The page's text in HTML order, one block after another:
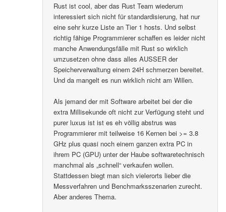
Rust ist cool, aber das Rust Team wiederum
interessiert sich nicht für standardisierung, hat nur
eine sehr kurze Liste an Tier 1 hosts. Und selbst
richtig fähige Programmierer schaffen es leider nicht
manche Anwendungsfälle mit Rust so wirklich
umzusetzen ohne dass alles AUSSER der
Speicherverwaltung einem 24H schmerzen bereitet.
Und da mangelt es nun wirklich nicht am Willen.
Als jemand der mit Software arbeitet bei der die
extra Millisekunde oft nicht zur Verfügung steht und
purer luxus ist ist es eh völlig abstrus was
Programmierer mit teilweise 16 Kernen bei >= 3.8
GHz plus quasi noch einem ganzen extra PC in
ihrem PC (GPU) unter der Haube softwaretechnisch
manchmal als „schnell“ verkaufen wollen.
Stattdessen biegt man sich vielerorts lieber die
Messverfahren und Benchmarksszenarien zurecht.
Aber anderes Thema.